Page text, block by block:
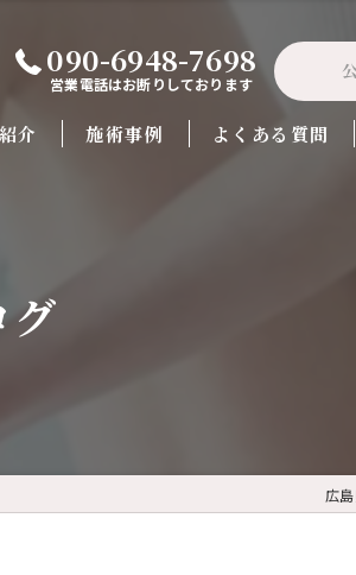
090-6948-7698
営業電話はお断りしております
介 施術事例 よくある質問
グ
広